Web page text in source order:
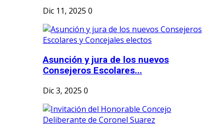
Dic 11, 2025 0
Asunción y jura de los nuevos
Consejeros Escolares...
Dic 3, 2025 0